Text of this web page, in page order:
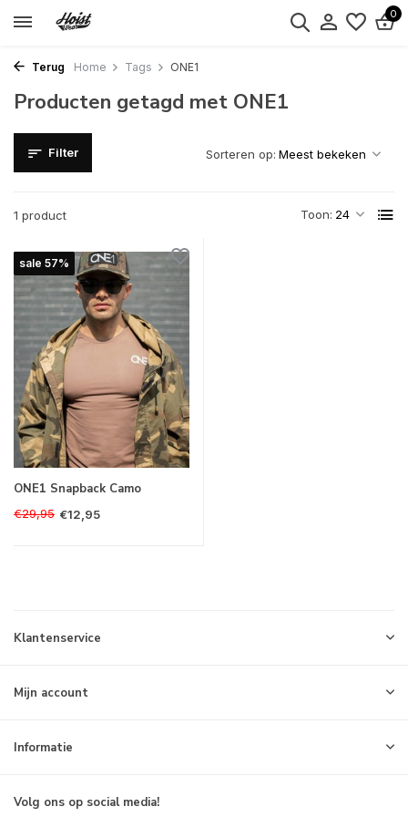
0
Terug Home Tags ONE1
Producten getagd met ONE1
Filter
1 product Toon:
Sorteren op:
sale 57%
ONE1 Snapback Camo
€29,95 €12,95
Klantenservice
Mijn account
Informatie
Volg ons op social media!